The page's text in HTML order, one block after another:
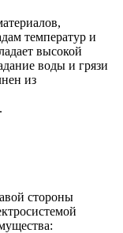
температур и
высокой
воды и грязи
из
стороны